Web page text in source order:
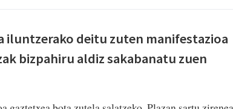
iluntzerako deitu zuten manifestazioa
bizpahiru aldiz sakabanatu zuen